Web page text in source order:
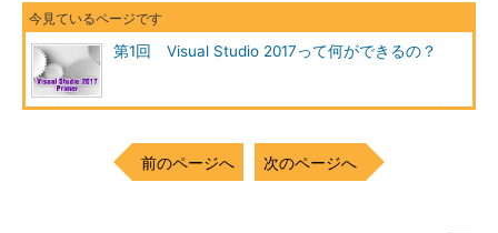
第1回 Visual Studio 2017って何ができるの？
前のページへ 次のページへ